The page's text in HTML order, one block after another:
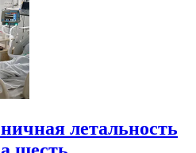
летальность